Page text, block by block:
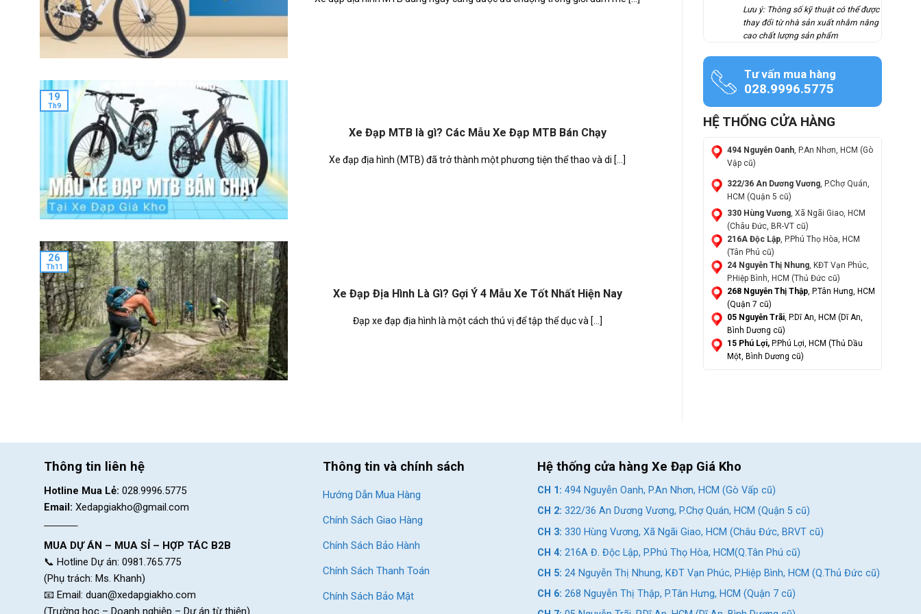
Xe Đạp MTB là gì? Các Mẫu Xe Đạp MTB Bán Chạy
Xe đạp địa hình (MTB) đã trở thành một phương tiện thể thao và di [...]
19
Th9
Xe Đạp Địa Hình Là Gì? Gợi Ý 4 Mẫu Xe Tốt Nhất Hiện Nay
Đạp xe đạp địa hình là một cách thú vị để tập thể dục và [...]
26
Th11
Lưu ý: Thông số kỹ thuật có thể được
thay đổi từ nhà sản xuất nhằm nâng
cao chất lượng sản phẩm
Tư vấn mua hàng
028.9996.5775
HỆ THỐNG CỬA HÀNG
494 Nguyễn Oanh, P.An Nhơn, HCM (Gò
Vập cũ)
322/36 An Dương Vương, P.Chợ Quán,
HCM (Quận 5 cũ)
330 Hùng Vương, Xã Ngãi Giao, HCM
(Châu Đức, BR-VT cũ)
216A Độc Lập, P.Phú Thọ Hòa, HCM
(Tân Phú cũ)
24 Nguyễn Thị Nhung, KĐT Vạn Phúc,
P.Hiệp Bình, HCM (Thủ Đức cũ)
268 Nguyễn Thị Thập, P.Tân Hưng, HCM
(Quận 7 cũ)
05 Nguyễn Trãi, P.Dĩ An, HCM (Dĩ An,
Bình Dương cũ)
15 Phú Lợi, P.Phú Lợi, HCM (Thủ Dầu
Một, Bình Dương cũ)
Thông tin liên hệ
Hotline Mua Lẻ: 028.9996.5775
Email: Xedapgiakho@gmail.com
MUA DỰ ÁN – MUA SỈ – HỢP TÁC B2B
📞 Hotline Dự án: 0981.765.775
(Phụ trách: Ms. Khanh)
📧 Email: duan@xedapgiakho.com
(Trường học – Doanh nghiệp – Dự án từ thiện)
Thông tin và chính sách
Hướng Dẫn Mua Hàng
Chính Sách Giao Hàng
Chính Sách Bảo Hành
Chính Sách Thanh Toán
Chính Sách Bảo Mật
Hệ thống cửa hàng Xe Đạp Giá Kho
CH 1: 494 Nguyễn Oanh, P.An Nhơn, HCM (Gò Vấp cũ)
CH 2: 322/36 An Dương Vương, P.Chợ Quán, HCM (Quận 5 cũ)
CH 3: 330 Hùng Vương, Xã Ngãi Giao, HCM (Châu Đức, BRVT cũ)
CH 4: 216A Đ. Độc Lập, P.Phú Thọ Hòa, HCM(Q.Tân Phú cũ)
CH 5: 24 Nguyễn Thị Nhung, KĐT Vạn Phúc, P.Hiệp Bình, HCM (Q.Thủ Đức cũ)
CH 6: 268 Nguyễn Thị Thập, P.Tân Hưng, HCM (Quận 7 cũ)